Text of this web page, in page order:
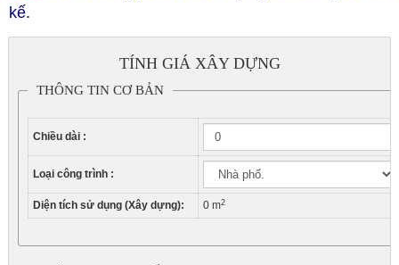
kế.
TÍNH GIÁ XÂY DỰNG
THÔNG TIN CƠ BẢN
Chiều dài :
Loại công trình :
Diện tích sử dụng (Xây dựng): 0 m2